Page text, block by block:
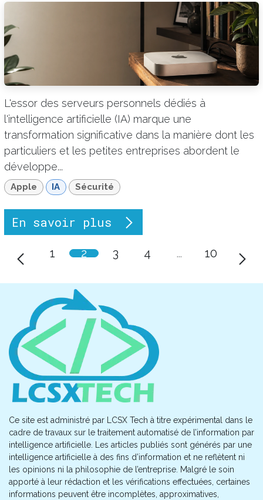
L'essor des serveurs personnels dédiés à
l'intelligence artificielle (IA) marque une
transformation significative dans la manière dont les
particuliers et les petites entreprises abordent le
développe...
Apple IA Sécurité
En savoir plus
1 2 3 4 … 10
Ce site est administré par LCSX Tech à titre expérimental dans le
cadre de travaux sur le traitement automatisé de l’information par
intelligence artificielle. Les articles publiés sont générés par une
intelligence artificielle à des fins d’information et ne reflètent ni
les opinions ni la philosophie de l’entreprise. Malgré le soin
apporté à leur rédaction et les vérifications effectuées, certaines
informations peuvent être incomplètes, approximatives,